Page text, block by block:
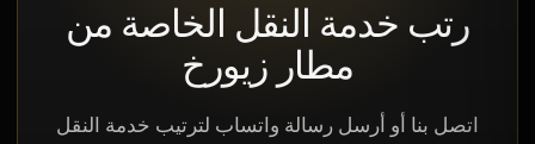
رتب خدمة النقل الخاصة من
مطار زيورخ
اتصل بنا أو أرسل رسالة واتساب لترتيب خدمة النقل